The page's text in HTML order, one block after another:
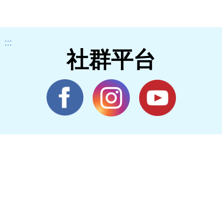
:::
社群平台